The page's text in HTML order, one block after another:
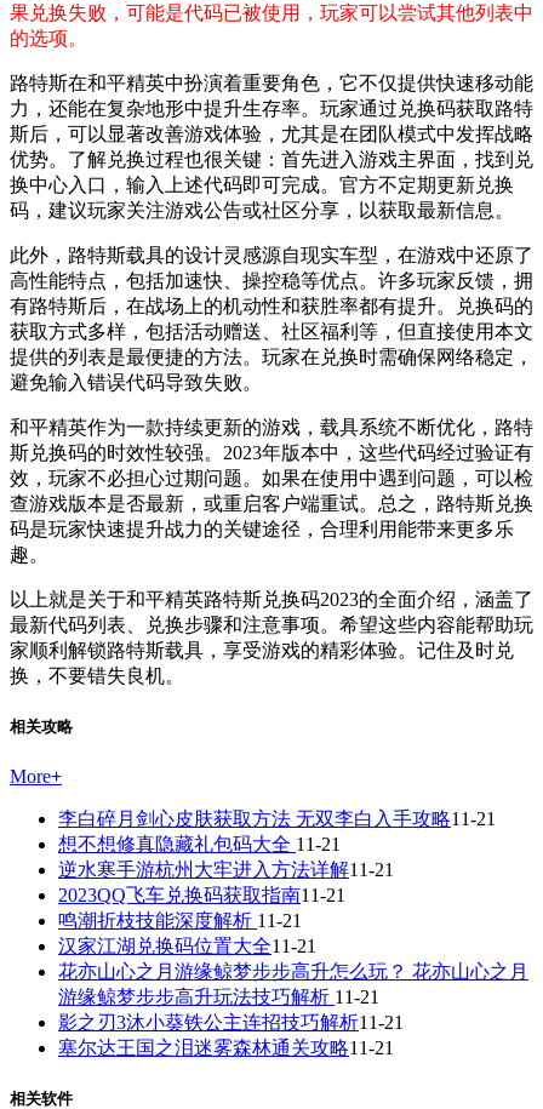
果兑换失败，可能是代码已被使用，玩家可以尝试其他列表中
的选项。
路特斯在和平精英中扮演着重要角色，它不仅提供快速移动能
力，还能在复杂地形中提升生存率。玩家通过兑换码获取路特
斯后，可以显著改善游戏体验，尤其是在团队模式中发挥战略
优势。了解兑换过程也很关键：首先进入游戏主界面，找到兑
换中心入口，输入上述代码即可完成。官方不定期更新兑换
码，建议玩家关注游戏公告或社区分享，以获取最新信息。
此外，路特斯载具的设计灵感源自现实车型，在游戏中还原了
高性能特点，包括加速快、操控稳等优点。许多玩家反馈，拥
有路特斯后，在战场上的机动性和获胜率都有提升。兑换码的
获取方式多样，包括活动赠送、社区福利等，但直接使用本文
提供的列表是最便捷的方法。玩家在兑换时需确保网络稳定，
避免输入错误代码导致失败。
和平精英作为一款持续更新的游戏，载具系统不断优化，路特
斯兑换码的时效性较强。2023年版本中，这些代码经过验证有
效，玩家不必担心过期问题。如果在使用中遇到问题，可以检
查游戏版本是否最新，或重启客户端重试。总之，路特斯兑换
码是玩家快速提升战力的关键途径，合理利用能带来更多乐
趣。
以上就是关于和平精英路特斯兑换码2023的全面介绍，涵盖了
最新代码列表、兑换步骤和注意事项。希望这些内容能帮助玩
家顺利解锁路特斯载具，享受游戏的精彩体验。记住及时兑
换，不要错失良机。
相关攻略
More+
李白碎月剑心皮肤获取方法 无双李白入手攻略11-21
想不想修真隐藏礼包码大全 11-21
逆水寒手游杭州大牢进入方法详解11-21
2023QQ飞车兑换码获取指南11-21
鸣潮折枝技能深度解析 11-21
汉家江湖兑换码位置大全11-21
花亦山心之月游缘鲸梦步步高升怎么玩？ 花亦山心之月
游缘鲸梦步步高升玩法技巧解析 11-21
影之刃3沐小葵铁公主连招技巧解析11-21
塞尔达王国之泪迷雾森林通关攻略11-21
相关软件